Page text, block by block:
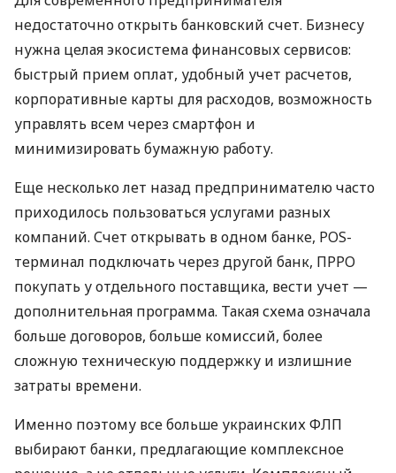
недостаточно открыть банковский счет. Бизнесу
нужна целая экосистема финансовых сервисов:
быстрый прием оплат, удобный учет расчетов,
корпоративные карты для расходов, возможность
управлять всем через смартфон и
минимизировать бумажную работу.
Еще несколько лет назад предпринимателю часто
приходилось пользоваться услугами разных
компаний. Счет открывать в одном банке, POS-
терминал подключать через другой банк, ПРРО
покупать у отдельного поставщика, вести учет —
дополнительная программа. Такая схема означала
больше договоров, больше комиссий, более
сложную техническую поддержку и излишние
затраты времени.
Именно поэтому все больше украинских ФЛП
выбирают банки, предлагающие комплексное